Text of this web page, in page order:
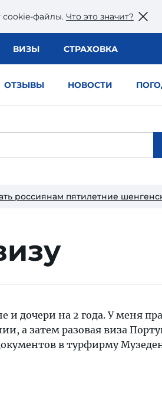
сookie-файлы. Что это значит?
ВИЗЫ СТРАХОВКА
ОТЗЫВЫ НОВОСТИ
россиянам пятилетние
и дочери на 2 года. У меня
а затем разовая виза
в турфирму